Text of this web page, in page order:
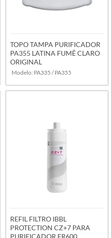
TOPO TAMPA PURIFICADOR
PA355 LATINA FUMÊ CLARO
ORIGINAL
Modelo: PA335 / PA355
REFIL FILTRO IBBL
PROTECTION CZ+7 PARA
PURIFICADOR FR600,